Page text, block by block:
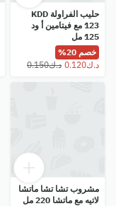
حليب الفراولة KDD
123 مع فيتامين أ ود
125 مل
خصم 20%
مشروب تشا تشا ماتشا
لاتيه مع ماتشا 220 مل